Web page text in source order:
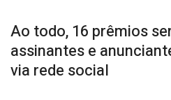
Ao todo, 16 prêmios
assinantes e
via rede social